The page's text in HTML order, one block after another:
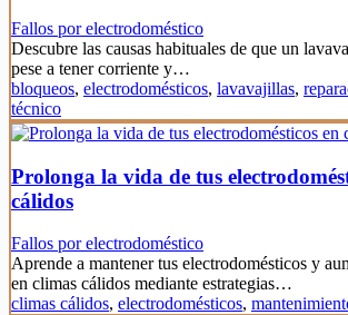
Fallos por electrodoméstico
Descubre las causas habituales de que un
pese a tener corriente y…
bloqueos, electrodomésticos, lavavajillas,
técnico
Prolonga la vida de tus
cálidos
Fallos por electrodoméstico
Aprende a mantener tus electrodomésticos y
en climas cálidos mediante estrategias…
climas cálidos, electrodomésticos,